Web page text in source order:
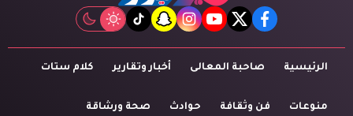
facebook
twitter
youtube
instagram
snapchat
tiktok
الرئيسية صاحبة المعالى أخبار وتقارير كلام ستات
منوعات فن وثقافة حوادث صحة ورشاقة